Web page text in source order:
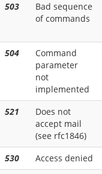
503
Bad sequence
of commands
504
Command
parameter
not
implemented
521
Does not
accept mail
(see rfc1846)
530 Access denied